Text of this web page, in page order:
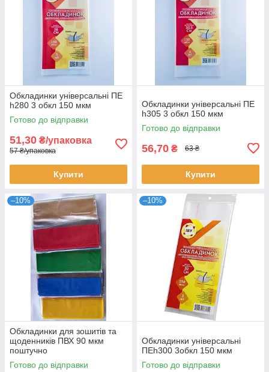
Обкладинки універсальні ПЕ
h280 3 обкл 150 мкм
Готово до відправки
51,30 ₴/упаковка
57 ₴/упаковка
Купити
Обкладинки універсальні ПЕ
h305 3 обкл 150 мкм
Готово до відправки
56,70 ₴ 63 ₴
Купити
–10%
Обкладинки для зошитів та
щоденників ПВХ 90 мкм
поштучно
Готово до відправки
–10%
Обкладинки універсальні
ПЕh300 3обкл 150 мкм
Готово до відправки